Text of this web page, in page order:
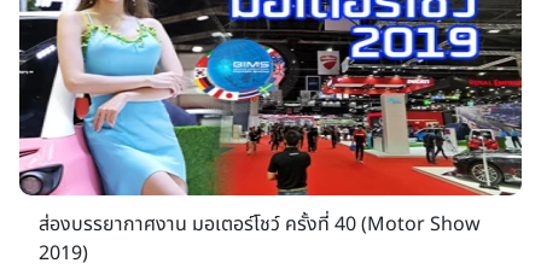
สวนอัมพร
ส่องบรรยากาศงาน มอเตอร์โชว์ ครั้งที่ 40 (Motor Show
2019)